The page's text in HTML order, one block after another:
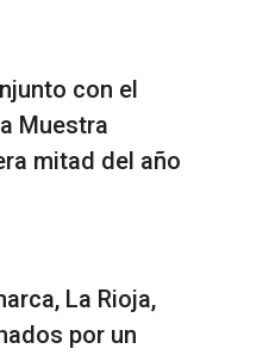
con el
Muestra
mitad del año
La Rioja,
por un